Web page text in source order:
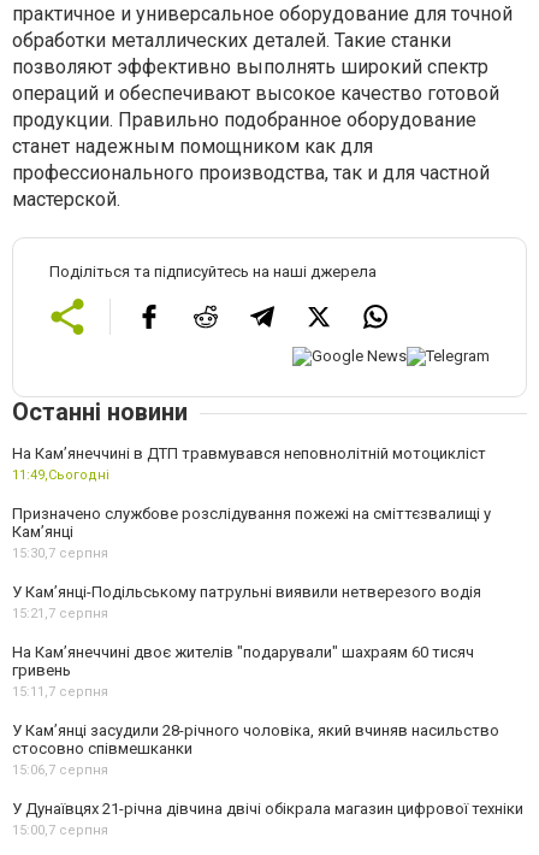
практичное и универсальное оборудование для точной
обработки металлических деталей. Такие станки
позволяют эффективно выполнять широкий спектр
операций и обеспечивают высокое качество готовой
продукции. Правильно подобранное оборудование
станет надежным помощником как для
профессионального производства, так и для частной
мастерской.
Поділіться та підписуйтесь на наші джерела
Останні новини
На Кам’янеччині в ДТП травмувався неповнолітній мотоцикліст
11:49,Сьогодні
Призначено службове розслідування пожежі на сміттєзвалищі у
Кам’янці
15:30,7 серпня
У Кам’янці-Подільському патрульні виявили нетверезого водія
15:21,7 серпня
На Камʼянеччині двоє жителів "подарували" шахраям 60 тисяч
гривень
15:11,7 серпня
У Камʼянці засудили 28-річного чоловіка, який вчиняв насильство
стосовно співмешканки
15:06,7 серпня
У Дунаївцях 21-річна дівчина двічі обікрала магазин цифрової техніки
15:00,7 серпня